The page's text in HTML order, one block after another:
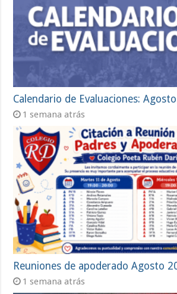
Calendario de Evaluaciones:
1 semana atrás
Reuniones de apoderado Agosto
1 semana atrás